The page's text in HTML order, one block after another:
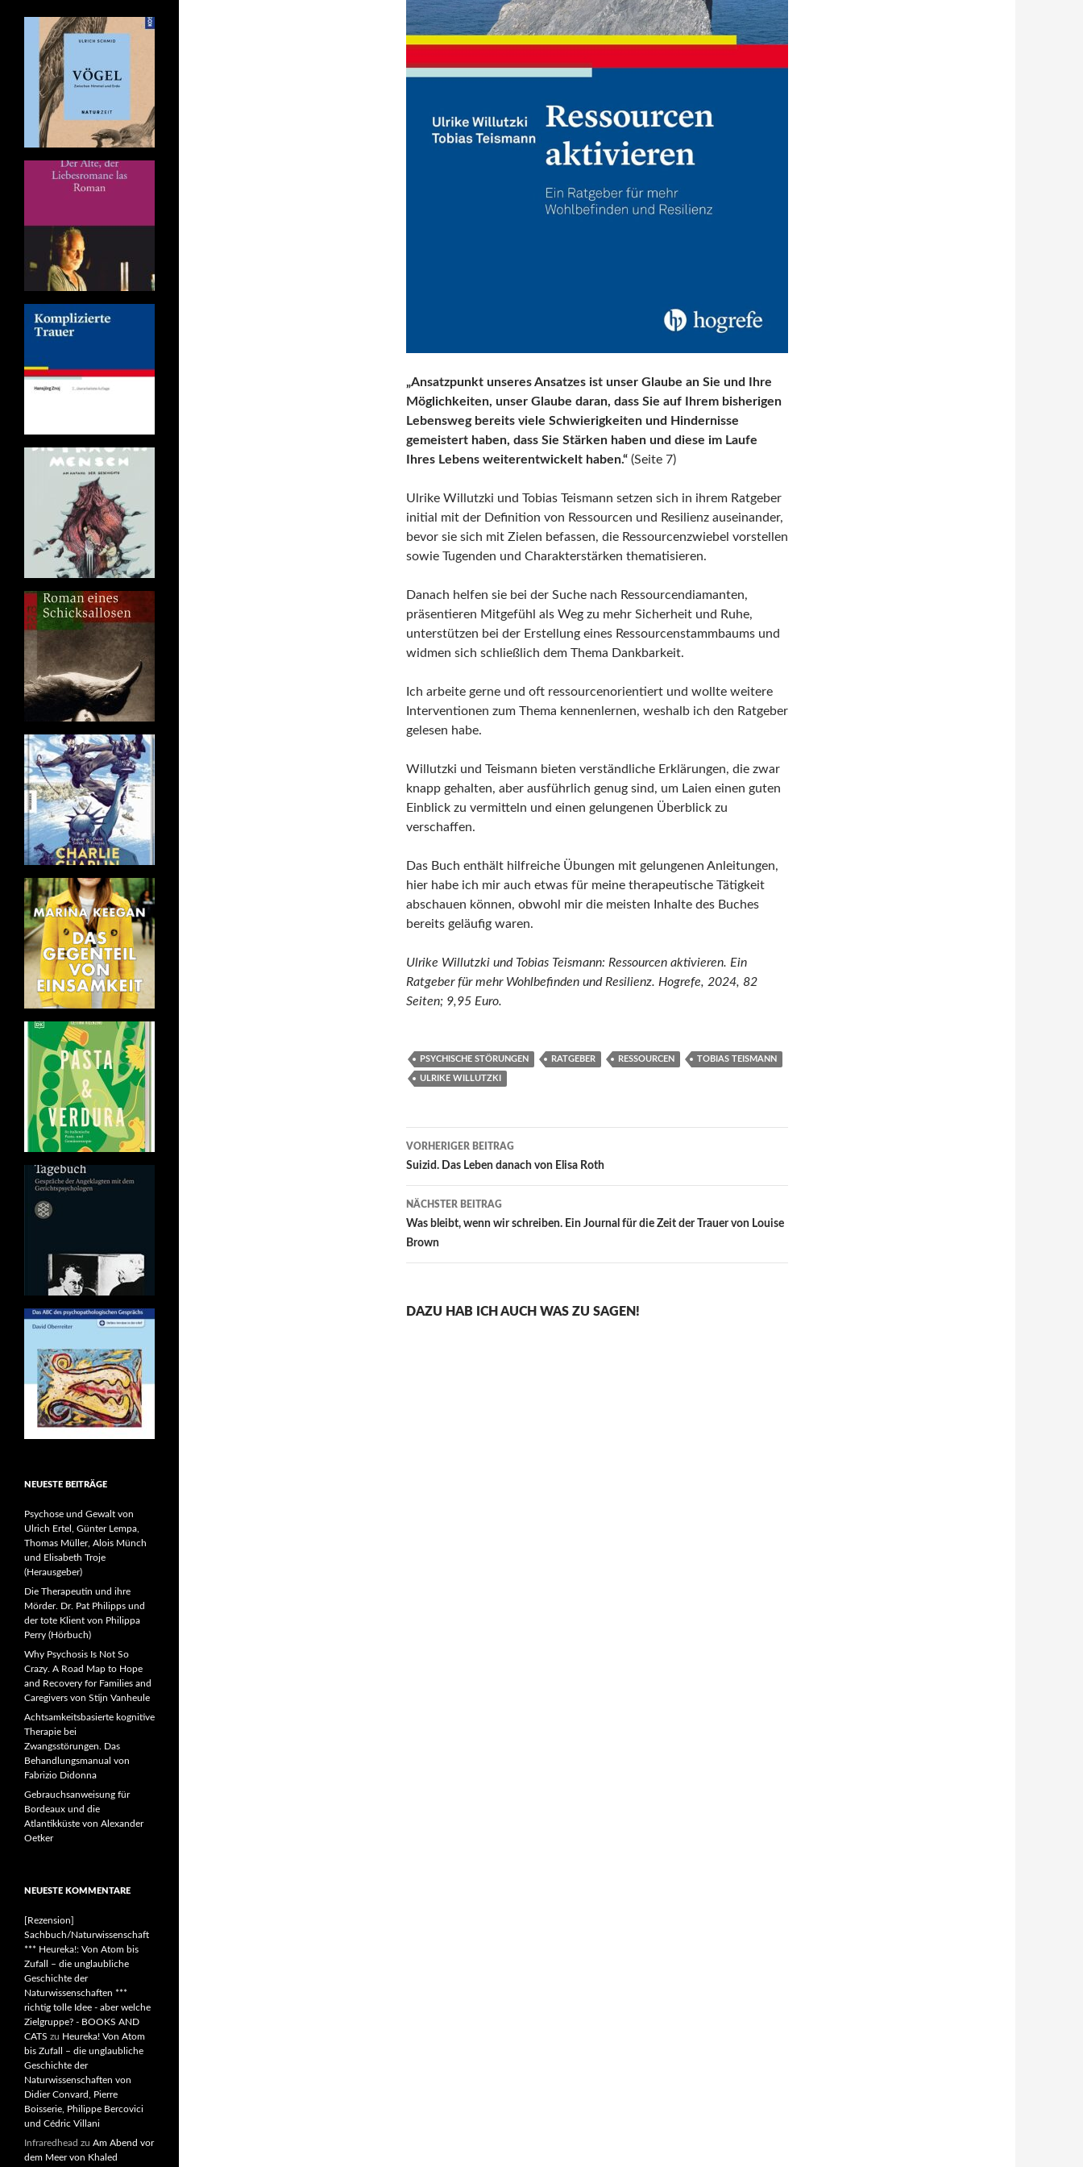
„Ansatzpunkt unseres Ansatzes ist unser Glaube an Sie und Ihre
Möglichkeiten, unser Glaube daran, dass Sie auf Ihrem bisherigen
Lebensweg bereits viele Schwierigkeiten und Hindernisse
gemeistert haben, dass Sie Stärken haben und diese im Laufe
Ihres Lebens weiterentwickelt haben.“ (Seite 7)
Ulrike Willutzki und Tobias Teismann setzen sich in ihrem Ratgeber
initial mit der Definition von Ressourcen und Resilienz auseinander,
bevor sie sich mit Zielen befassen, die Ressourcenzwiebel vorstellen
sowie Tugenden und Charakterstärken thematisieren.
Danach helfen sie bei der Suche nach Ressourcendiamanten,
präsentieren Mitgefühl als Weg zu mehr Sicherheit und Ruhe,
unterstützen bei der Erstellung eines Ressourcenstammbaums und
widmen sich schließlich dem Thema Dankbarkeit.
Ich arbeite gerne und oft ressourcenorientiert und wollte weitere
Interventionen zum Thema kennenlernen, weshalb ich den Ratgeber
gelesen habe.
Willutzki und Teismann bieten verständliche Erklärungen, die zwar
knapp gehalten, aber ausführlich genug sind, um Laien einen guten
Einblick zu vermitteln und einen gelungenen Überblick zu
verschaffen.
Das Buch enthält hilfreiche Übungen mit gelungenen Anleitungen,
hier habe ich mir auch etwas für meine therapeutische Tätigkeit
abschauen können, obwohl mir die meisten Inhalte des Buches
bereits geläufig waren.
Ulrike Willutzki und Tobias Teismann: Ressourcen aktivieren. Ein
Ratgeber für mehr Wohlbefinden und Resilienz. Hogrefe, 2024, 82
Seiten; 9,95 Euro.
PSYCHISCHE STÖRUNGEN RATGEBER RESSOURCEN TOBIAS TEISMANN
ULRIKE WILLUTZKI
Beitragsnavigation
VORHERIGER BEITRAG
Suizid. Das Leben danach von Elisa Roth
NÄCHSTER BEITRAG
Was bleibt, wenn wir schreiben. Ein Journal für die Zeit der Trauer von Louise
Brown
DAZU HAB ICH AUCH WAS ZU SAGEN!
NEUESTE BEITRÄGE
Psychose und Gewalt von
Ulrich Ertel, Günter Lempa,
Thomas Müller, Alois Münch
und Elisabeth Troje
(Herausgeber)
Die Therapeutin und ihre
Mörder. Dr. Pat Philipps und
der tote Klient von Philippa
Perry (Hörbuch)
Why Psychosis Is Not So
Crazy. A Road Map to Hope
and Recovery for Families and
Caregivers von Stijn Vanheule
Achtsamkeitsbasierte kognitive
Therapie bei
Zwangsstörungen. Das
Behandlungsmanual von
Fabrizio Didonna
Gebrauchsanweisung für
Bordeaux und die
Atlantikküste von Alexander
Oetker
NEUESTE KOMMENTARE
[Rezension]
Sachbuch/Naturwissenschaft
*** Heureka!: Von Atom bis
Zufall – die unglaubliche
Geschichte der
Naturwissenschaften ***
richtig tolle Idee - aber welche
Zielgruppe? - BOOKS AND
CATS zu Heureka! Von Atom
bis Zufall – die unglaubliche
Geschichte der
Naturwissenschaften von
Didier Convard, Pierre
Boisserie, Philippe Bercovici
und Cédric Villani
Infraredhead zu Am Abend vor
dem Meer von Khaled